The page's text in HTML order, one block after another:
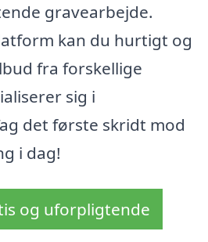
gravearbejde.
kan du hurtigt og
fra forskellige
sig i
det første skridt mod
i dag!
og uforpligtende